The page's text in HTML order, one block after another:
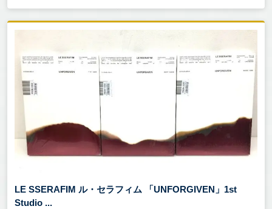
LE SSERAFIM ル・セラフィム 「UNFORGIVEN」1st
Studio ...